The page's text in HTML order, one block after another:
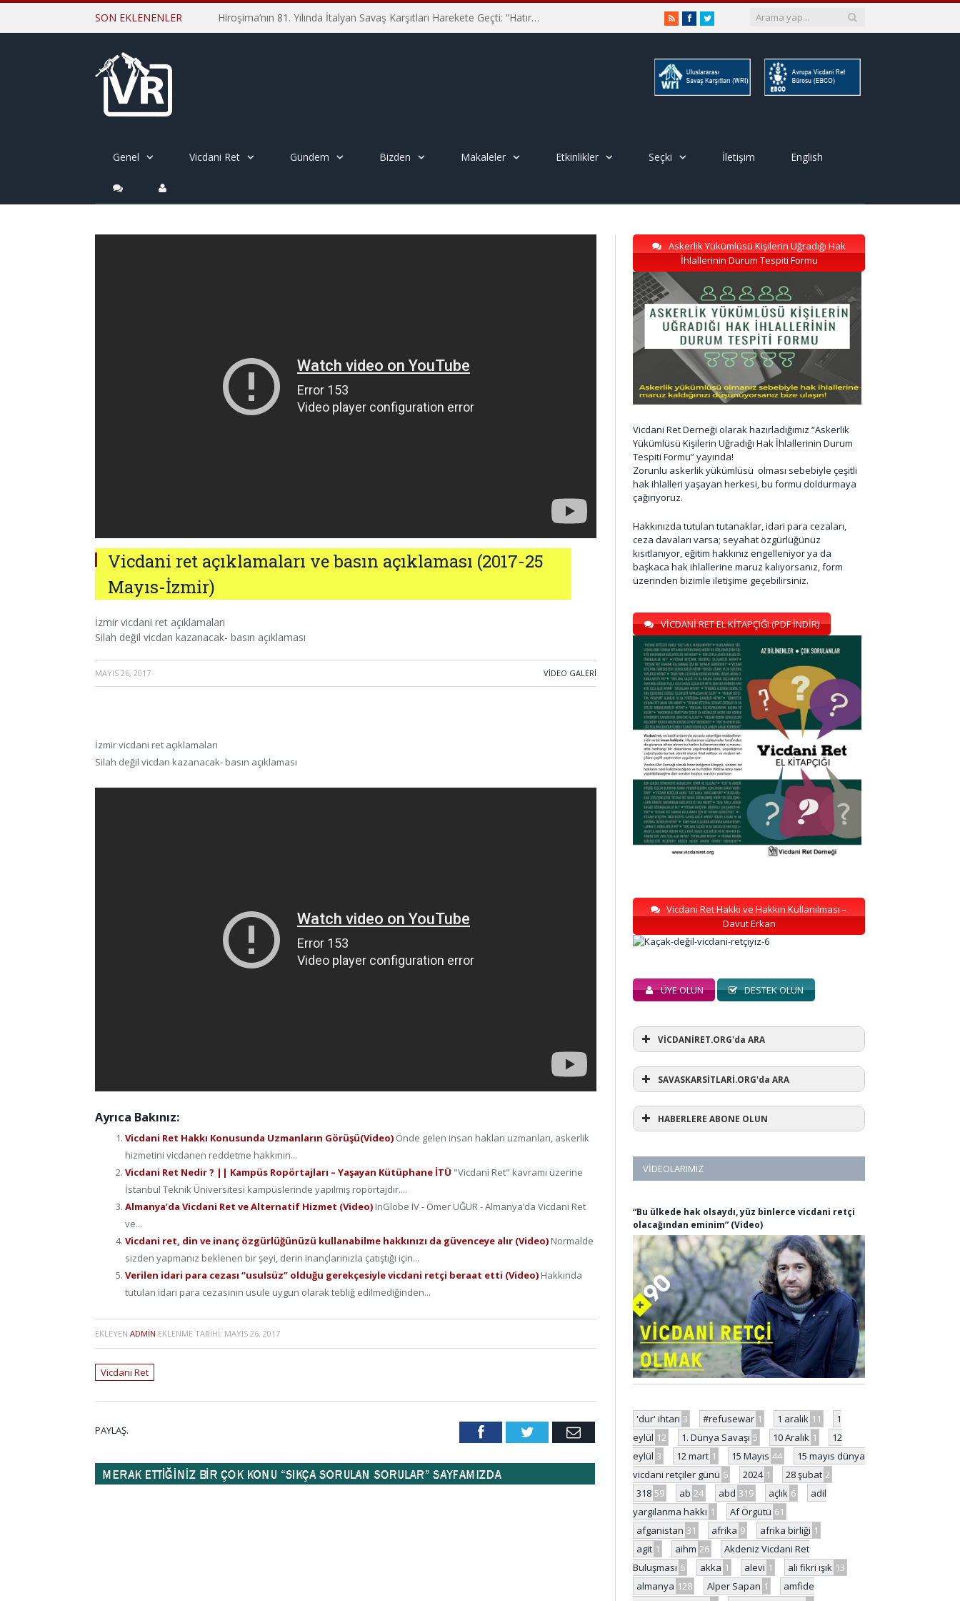
SON EKLENENLER Hiroşima’nın 81. Yılında İtalyan Savaş Karşıtları Harekete Geçti: “Hatırlamak yeterli değil” RSSFacebookTwitter
Genel Vicdani Ret Gündem Bizden Makaleler Etkinlikler Seçki İletişim English
Vicdani ret açıklamaları ve basın açıklaması (2017-25
Mayıs-İzmir)
İzmir vicdani ret açıklamaları
Silah değil vicdan kazanacak- basın açıklaması
MAYIS 26, 2017 · VIDEO GALERI
İzmir vicdani ret açıklamaları
Silah değil vicdan kazanacak- basın açıklaması
Ayrıca Bakınız:
Vicdani Ret Hakkı Konusunda Uzmanların Görüşü(Video) Önde gelen insan hakları uzmanları, askerlik
hizmetini vicdanen reddetme hakkının...
Vicdani Ret Nedir ? || Kampüs Ropörtajları – Yaşayan Kütüphane İTÜ "Vicdani Ret" kavramı üzerine
İstanbul Teknik Üniversitesi kampüslerinde yapılmış ropörtajdır....
Almanya’da Vicdani Ret ve Alternatif Hizmet (Video) InGlobe IV - Ömer UĞUR - Almanya’da Vicdani Ret
ve...
Vicdani ret, din ve inanç özgürlüğünüzü kullanabilme hakkınızı da güvenceye alır (Video) Normalde
sizden yapmanız beklenen bir şeyi, derin inançlarınızla çatıştığı için...
Verilen idari para cezası “usulsüz” olduğu gerekçesiyle vicdani retçi beraat etti (Video) Hakkında
tutulan idari para cezasının usule uygun olarak tebliğ edilmediğinden...
EKLEYEN ADMIN EKLENME TARIHI: MAYIS 26, 2017
Vicdani Ret
PAYLAŞ. FacebookTwitter Email
Askerlik Yükümlüsü Kişilerin Uğradığı Hak
İhlallerinin Durum Tespiti Formu
Vicdani Ret Derneği olarak hazırladığımız “Askerlik
Yükümlüsü Kişilerin Uğradığı Hak İhlallerinin Durum
Tespiti Formu” yayında!
Zorunlu askerlik yükümlüsü olması sebebiyle çeşitli
hak ihlalleri yaşayan herkesi, bu formu doldurmaya
çağırıyoruz.
Hakkınızda tutulan tutanaklar, idari para cezaları,
ceza davaları varsa; seyahat özgürlüğünüz
kısıtlanıyor, eğitim hakkınız engelleniyor ya da
başkaca hak ihlallerine maruz kalıyorsanız, form
üzerinden bizimle iletişime geçebilirsiniz.
VİCDANİ RET EL KİTAPÇIĞI (PDF İNDİR)
Vicdani Ret Hakkı ve Hakkın Kullanılması –
Davut Erkan
ÜYE OLUN DESTEK OLUN
VİCDANİRET.ORG'da ARA
SAVASKARSİTLARİ.ORG'da ARA
HABERLERE ABONE OLUN
VIDEOLARIMIZ
“Bu ülkede hak olsaydı, yüz binlerce vicdani retçi
olacağından eminim” (Video)
'dur' ihtarı 3 #refusewar 1 1 aralık 11
1
eylül 12 1. Dünya Savaşı 5 10 Aralık 1
12
eylül 3 12 mart 1 15 Mayıs 44
15 mayıs dünya
vicdani retçiler günü 6 2024 1 28 şubat 2
318 59 ab 24 abd 319 açlık 6
adil
yargılanma hakkı 1 Af Örgütü 61
afganistan 31 afrika 9 afrika birliği 1
agit 1 aihm 26
Akdeniz Vicdani Ret
Buluşması 6 akka 1 alevi 1 ali fikri ışık 13
almanya 128 Alper Sapan 1
amfide